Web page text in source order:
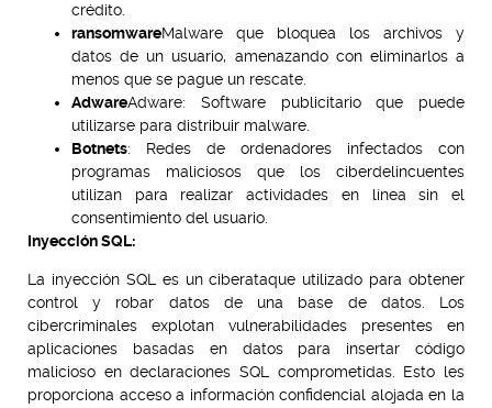
crédito.
ransomwareMalware que bloquea los archivos y
datos de un usuario, amenazando con eliminarlos a
menos que se pague un rescate.
AdwareAdware: Software publicitario que puede
utilizarse para distribuir malware.
Botnets: Redes de ordenadores infectados con
programas maliciosos que los ciberdelincuentes
utilizan para realizar actividades en línea sin el
consentimiento del usuario.
Inyección SQL:
La inyección SQL es un ciberataque utilizado para obtener
control y robar datos de una base de datos. Los
cibercriminales explotan vulnerabilidades presentes en
aplicaciones basadas en datos para insertar código
malicioso en declaraciones SQL comprometidas. Esto les
proporciona acceso a información confidencial alojada en la